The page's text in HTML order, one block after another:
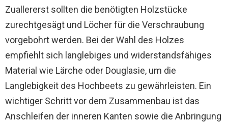
Zuallererst sollten die benötigten Holzstücke
zurechtgesägt und Löcher für die Verschraubung
vorgebohrt werden. Bei der Wahl des Holzes
empfiehlt sich langlebiges und widerstandsfähiges
Material wie Lärche oder Douglasie, um die
Langlebigkeit des Hochbeets zu gewährleisten. Ein
wichtiger Schritt vor dem Zusammenbau ist das
Anschleifen der inneren Kanten sowie die Anbringung